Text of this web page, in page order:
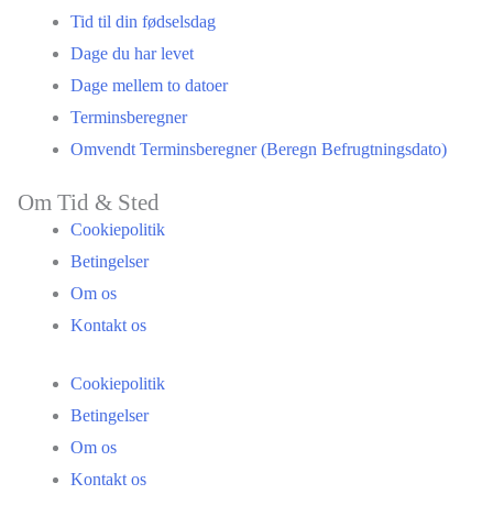
Tid til din fødselsdag
Dage du har levet
Dage mellem to datoer
Terminsberegner
Omvendt Terminsberegner (Beregn Befrugtningsdato)
Om Tid & Sted
Cookiepolitik
Betingelser
Om os
Kontakt os
Cookiepolitik
Betingelser
Om os
Kontakt os